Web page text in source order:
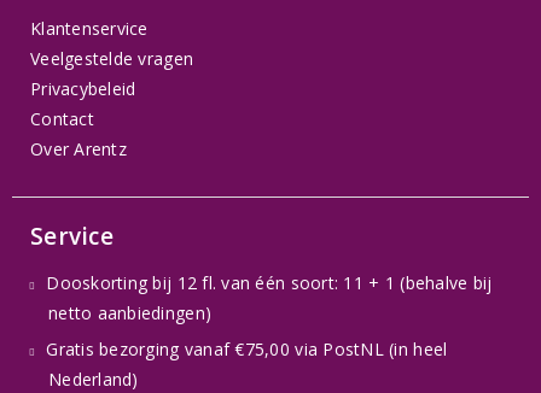
Klantenservice
Veelgestelde vragen
Privacybeleid
Contact
Over Arentz
Service
Dooskorting bij 12 fl. van één soort: 11 + 1 (behalve bij
netto aanbiedingen)
Gratis bezorging vanaf €75,00 via PostNL (in heel
Nederland)